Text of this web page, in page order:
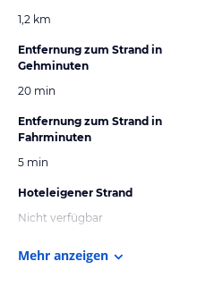
1,2 km
Entfernung zum Strand in
Gehminuten
20 min
Entfernung zum Strand in
Fahrminuten
5 min
Hoteleigener Strand
Nicht verfügbar
Mehr anzeigen